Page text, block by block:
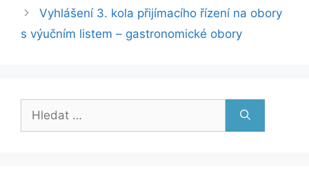
Vyhlášení 3. kola přijímacího řízení na obory
s výučním listem – gastronomické obory